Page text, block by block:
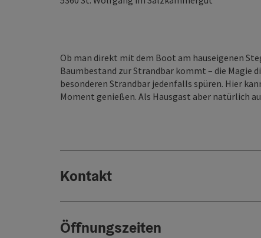
Ob man direkt mit dem Boot am hauseigenen
Baumbestand zur Strandbar kommt – die Magie
besonderen Strandbar jedenfalls spüren. Hier
Moment genießen. Als Hausgast aber natürlich
Kontakt
Öffnungszeiten